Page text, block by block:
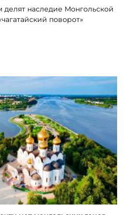
делят наследие Монгольской
поворот»